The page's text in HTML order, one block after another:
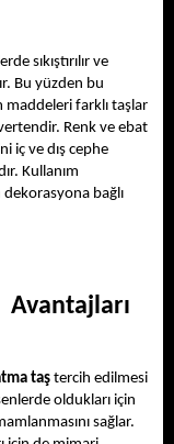
sıkıştırılır ve
Bu yüzden bu
farklı taşlar
Renk ve ebat
iç ve dış cephe
Kullanım
dekorasyona bağlı
taş tercih edilmesi
oldukları için
sağlar.